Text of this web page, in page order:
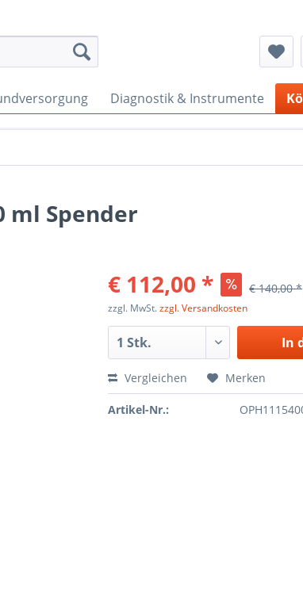
Diagnostik & Instrumente
ml Spender
€ 112,00 * € 140,00 *
zzgl. MwSt.zzgl. Versandkosten
In
Vergleichen Merken
Artikel-Nr.: